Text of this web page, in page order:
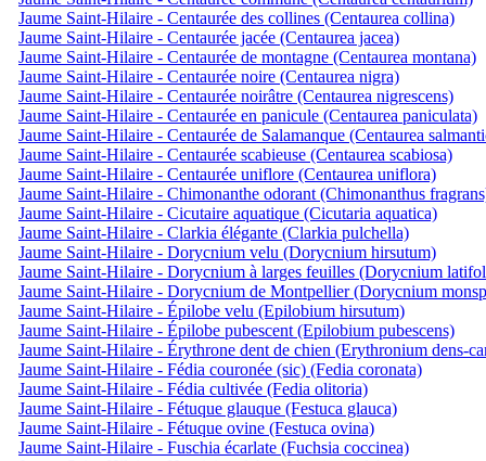
Jaume Saint-Hilaire - Centaurée des collines (Centaurea collina)
Jaume Saint-Hilaire - Centaurée jacée (Centaurea jacea)
Jaume Saint-Hilaire - Centaurée de montagne (Centaurea montana)
Jaume Saint-Hilaire - Centaurée noire (Centaurea nigra)
Jaume Saint-Hilaire - Centaurée noirâtre (Centaurea nigrescens)
Jaume Saint-Hilaire - Centaurée en panicule (Centaurea paniculata)
Jaume Saint-Hilaire - Centaurée de Salamanque (Centaurea
Jaume Saint-Hilaire - Centaurée scabieuse (Centaurea scabiosa)
Jaume Saint-Hilaire - Centaurée uniflore (Centaurea uniflora)
Jaume Saint-Hilaire - Chimonanthe odorant (Chimonanthus
Jaume Saint-Hilaire - Cicutaire aquatique (Cicutaria aquatica)
Jaume Saint-Hilaire - Clarkia élégante (Clarkia pulchella)
Jaume Saint-Hilaire - Dorycnium velu (Dorycnium hirsutum)
Jaume Saint-Hilaire - Dorycnium à larges feuilles (Dorycnium
Jaume Saint-Hilaire - Dorycnium de Montpellier (Dorycnium
Jaume Saint-Hilaire - Épilobe velu (Epilobium hirsutum)
Jaume Saint-Hilaire - Épilobe pubescent (Epilobium pubescens)
Jaume Saint-Hilaire - Érythrone dent de chien (Erythronium dens-
Jaume Saint-Hilaire - Fédia couronée (sic) (Fedia coronata)
Jaume Saint-Hilaire - Fédia cultivée (Fedia olitoria)
Jaume Saint-Hilaire - Fétuque glauque (Festuca glauca)
Jaume Saint-Hilaire - Fétuque ovine (Festuca ovina)
Jaume Saint-Hilaire - Fuschia écarlate (Fuchsia coccinea)